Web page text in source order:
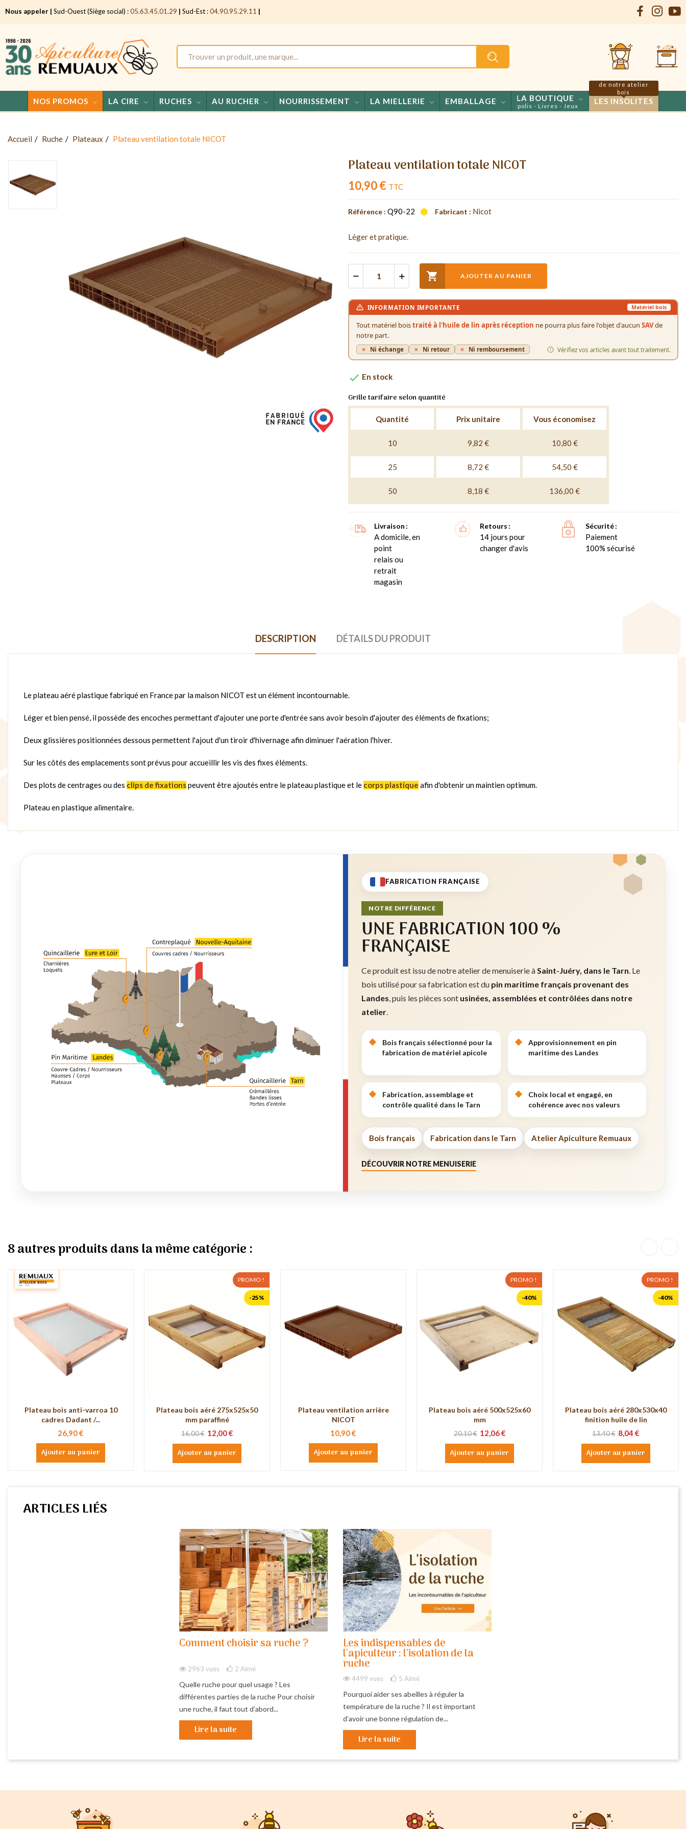
Nous appeler | Sud-Ouest (Siège social) :05.63.45.01.29 | Sud-Est :04.90.95.29.11 |
NOS PROMOS LA CIRE RUCHES AU RUCHER NOURRISSEMENT LA MIELLERIE EMBALLAGE LA BOUTIQUE
Miels - Confiseries - Propolis - Livres - Jeux
LES INSOLITES
de notre atelier
bois
Accueil Ruche Plateaux Plateau ventilation totale NICOT
Plateau ventilation totale NICOT
10,90 € TTC
Référence : Q90-22 Fabricant : Nicot
Léger et pratique.
 AJOUTER AU PANIER
INFORMATION IMPORTANTE Matériel bois
Tout matériel boistraité à l'huile de lin après réception ne pourra plus faire l'objet d'aucun SAVde
notre part.
Ni échange Ni retour Ni remboursement Vérifiez vos articles avant tout traitement.
 En stock
Grille tarifaire selon quantité
Quantité Prix unitaire Vous économisez
10 9,82 € 10,80 €
25 8,72 € 54,50 €
50 8,18 € 136,00 €
Livraison
A domicile, en
point
relais ou
retrait
magasin
Retours
14 jours pour
changer d'avis
Sécurité
Paiement
100% sécurisé
DESCRIPTION DÉTAILS DU PRODUIT
Le plateau aéré plastique fabriqué en France par la maison NICOT est un élément incontournable.
Léger et bien pensé, il possède des encoches permettant d'ajouter une porte d'entrée sans avoir besoin d'ajouter des éléments de fixations;
Deux glissières positionnées dessous permettent l'ajout d'un tiroir d'hivernage afin diminuer l'aération l'hiver.
Sur les côtés des emplacements sont prévus pour accueillir les vis des fixes éléments.
Des plots de centrages ou des clips de fixationspeuvent être ajoutés entre le plateau plastique et le corps plastique afin d'obtenir un maintien optimum.
Plateau en plastique alimentaire.
FABRICATION FRANÇAISE
NOTRE DIFFÉRENCE
UNE FABRICATION 100 %
FRANÇAISE
Ce produit est issu de notre atelier de menuiserie à Saint-Juéry, dans le Tarn . Le
bois utilisé pour sa fabrication est du pin maritime français provenant des
Landes , puis les pièces sont usinées, assemblées et contrôlées dans notre
atelier
Bois français sélectionné pour la
fabrication de matériel apicole
Approvisionnement en pin
maritime des Landes
Fabrication, assemblage et
contrôle qualité dans le Tarn
Choix local et engagé, en
cohérence avec nos valeurs
Bois français Fabrication dans le Tarn Atelier Apiculture Remuaux
DÉCOUVRIR NOTRE MENUISERIE
8 autres produits dans la même catégorie :
Plateau bois anti-varroa 10
cadres Dadant /...
26,90 €
Ajouter au panier
PROMO !
-25%
Plateau bois aéré 275x525x50
mm paraffiné
16,00 € 12,00 €
Ajouter au panier
Plateau ventilation arrière
NICOT
10,90 €
Ajouter au panier
PROMO !
-40%
Plateau bois aéré 500x525x60
mm
20,10 € 12,06 €
Ajouter au panier
PROMO !
-40%
Plateau bois aéré 280x530x40
finition huile de lin
13,40 € 8,04 €
Ajouter au panier
ARTICLES LIÉS
Comment choisir sa ruche ?
2963 vues 2 Aimé
Quelle ruche pour quel usage ? Les
différentes parties de la ruche Pour choisir
une ruche, il faut tout d’abord...
Lire la suite
Les indispensables de
l'apiculteur : l'isolation de la
ruche
4499 vues 5 Aimé
Pourquoi aider ses abeilles à réguler la
température de la ruche ? Il est important
d’avoir une bonne régulation de...
Lire la suite